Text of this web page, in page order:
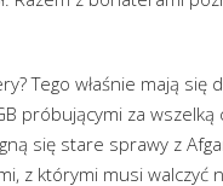
Tego właśnie mają
próbującymi za
się stare sprawy z
z którymi musi walczyć